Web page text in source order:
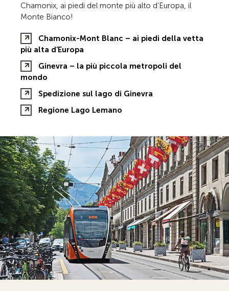
Chamonix, ai piedi del monte più alto d’Europa, il
Monte Bianco!
Chamonix-Mont Blanc – ai piedi della vetta
più alta d’Europa
Ginevra – la più piccola metropoli del
mondo
Spedizione sul lago di Ginevra
Regione Lago Lemano